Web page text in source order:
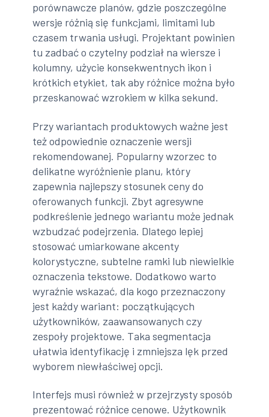
porównawcze planów, gdzie poszczególne
wersje różnią się funkcjami, limitami lub
czasem trwania usługi. Projektant powinien
tu zadbać o czytelny podział na wiersze i
kolumny, użycie konsekwentnych ikon i
krótkich etykiet, tak aby różnice można było
przeskanować wzrokiem w kilka sekund.
Przy wariantach produktowych ważne jest
też odpowiednie oznaczenie wersji
rekomendowanej. Popularny wzorzec to
delikatne wyróżnienie planu, który
zapewnia najlepszy stosunek ceny do
oferowanych funkcji. Zbyt agresywne
podkreślenie jednego wariantu może jednak
wzbudzać podejrzenia. Dlatego lepiej
stosować umiarkowane akcenty
kolorystyczne, subtelne ramki lub niewielkie
oznaczenia tekstowe. Dodatkowo warto
wyraźnie wskazać, dla kogo przeznaczony
jest każdy wariant: początkujących
użytkowników, zaawansowanych czy
zespoły projektowe. Taka segmentacja
ułatwia identyfikację i zmniejsza lęk przed
wyborem niewłaściwej opcji.
Interfejs musi również w przejrzysty sposób
prezentować różnice cenowe. Użytkownik